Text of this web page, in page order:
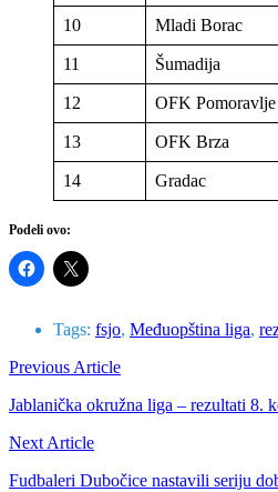
10 Mladi Borac
11 Šumadija
12 OFK Pomoravlje
13 OFK Brza
14 Gradac
Podeli ovo:
Tags: fsjo, Međuopština liga,
Previous Article
Jablanička okružna liga – rezultati 8.
Next Article
Fudbaleri Dubočice nastavili seriju